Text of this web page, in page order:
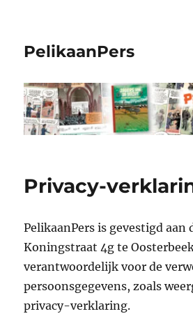
PelikaanPers
Privacy-
PelikaanPers is gevestigd aan
Koningstraat 4g te
verantwoordelijk voor de
persoonsgegevens, zoals
privacy-verklaring.